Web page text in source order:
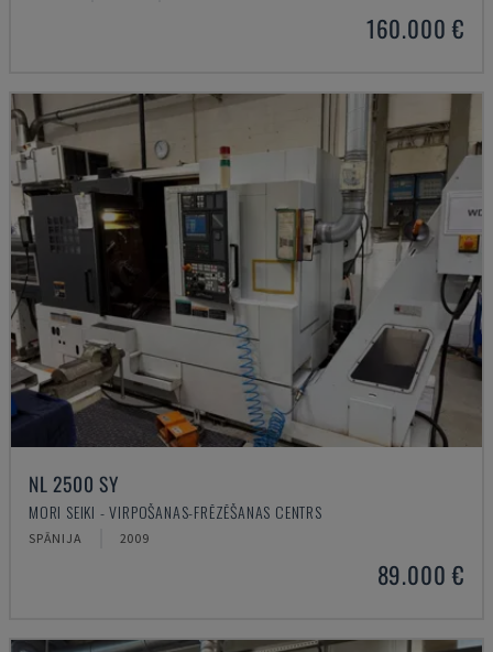
160.000 €
NL 2500 SY
MORI SEIKI - VIRPOŠANAS-FRĒZĒŠANAS CENTRS
SPĀNIJA 2009
89.000 €